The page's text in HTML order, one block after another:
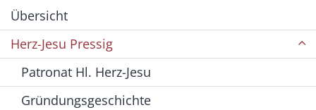
Übersicht
Herz-Jesu Pressig
Patronat Hl. Herz-Jesu
Gründungsgeschichte